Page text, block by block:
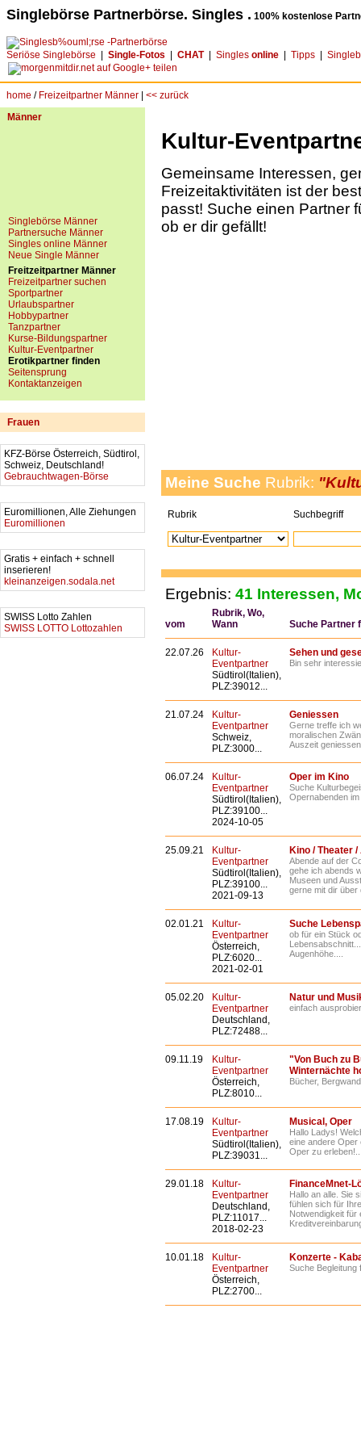
Singlebörse Partnerbörse. Singles . 100% kostenlose
Seriöse Singlebörse Single-Fotos CHAT| Singles online Tipps
home / Freizeitpartner Männer
<< zurück
Männer
Singlebörse Männer
Partnersuche Männer
Singles online Männer
Neue Single Männer
Freitzeitpartner Männer
Freizeitpartner suchen
Sportpartner
Urlaubspartner
Hobbypartner
Tanzpartner
Kurse-Bildungspartner
Kultur-Eventpartner
Erotikpartner finden
Seitensprung
Kontaktanzeigen
Frauen
KFZ-Börse Österreich, Südtirol,
Schweiz, Deutschland!
Gebrauchtwagen-Börse
Euromillionen, Alle Ziehungen
Euromillionen
Gratis + einfach + schnell
inserieren!
kleinanzeigen.sodala.net
SWISS Lotto Zahlen
SWISS LOTTO Lottozahlen
Kultur-
Gemeinsame Interessen,
Freizeitaktivitäten ist der
passt! Suche einen Partner
ob er dir gefällt!
Meine Suche Rubrik:
Rubrik Suchbegriff
Ergebnis: 41 Interessen,
vom
Rubrik, Wo,
Wann
Suche Partner
22.07.26
Kultur-
Eventpartner
Südtirol(Italien),
PLZ:39012...
Sehen und
Bin sehr
21.07.24
Kultur-
Eventpartner
Schweiz,
PLZ:3000...
Geniessen
Gerne treffe ich
moralischen
Auszeit
06.07.24
Kultur-
Eventpartner
Südtirol(Italien),
PLZ:39100...
2024-10-05
Oper im Kino
Suche
Opernabenden
25.09.21
Kultur-
Eventpartner
Südtirol(Italien),
PLZ:39100...
2021-09-13
Kino / Theater
Abende auf der
gehe ich abends
Museen und
gerne mit dir über
02.01.21
Kultur-
Eventpartner
Österreich,
PLZ:6020...
2021-02-01
Suche
ob für ein Stück
Augenhöhe....
05.02.20
Kultur-
Eventpartner
Deutschland,
PLZ:72488...
Natur und
einfach
09.11.19
Kultur-
Eventpartner
Österreich,
PLZ:8010...
"Von Buch zu
Winternächte
Bücher,
17.08.19
Kultur-
Eventpartner
Südtirol(Italien),
PLZ:39031...
Musical, Oper
Hallo Ladys!
eine andere Oper
Oper zu
29.01.18
Kultur-
Eventpartner
Deutschland,
PLZ:11017...
2018-02-23
FinanceMnet-
Hallo an alle. Sie
fühlen sich für
Notwendigkeit für
10.01.18
Kultur-
Eventpartner
Österreich,
PLZ:2700...
Konzerte -
Suche Begleitung